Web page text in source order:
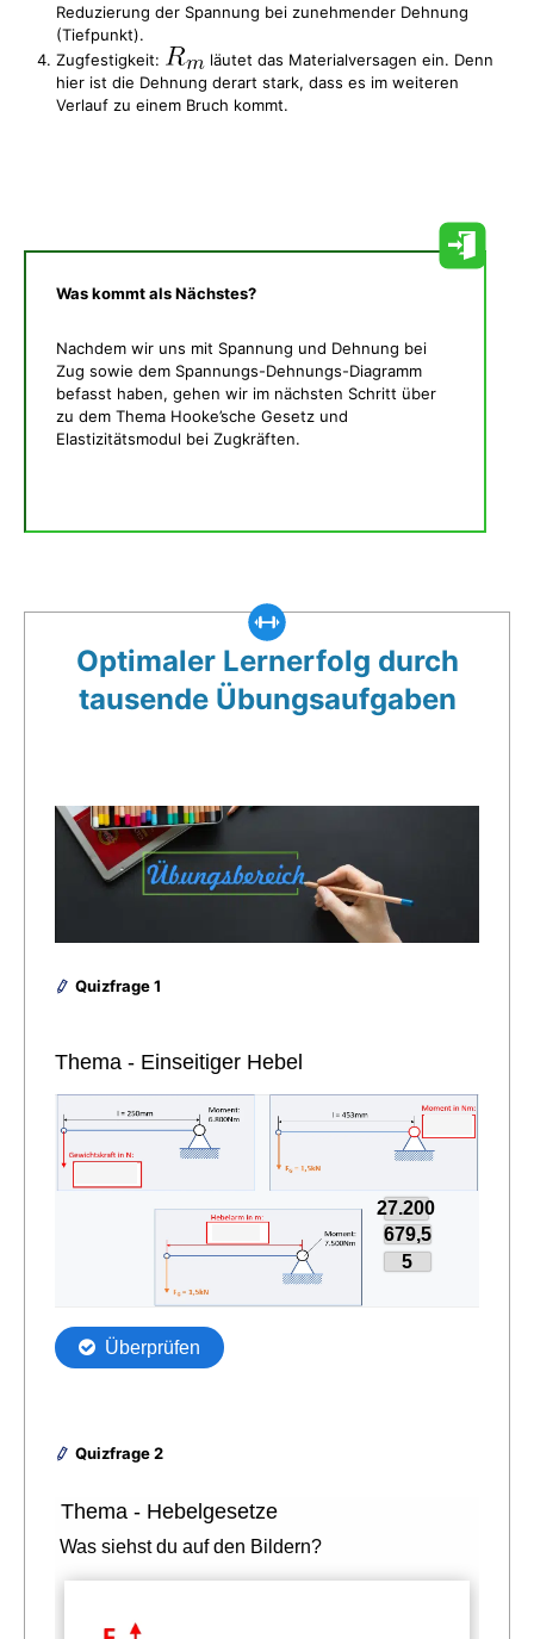
Reduzierung der Spannung bei zunehmender Dehnung
(Tiefpunkt).
Zugfestigkeit:
läutet das Materialversagen ein. Denn
hier ist die Dehnung derart stark, dass es im weiteren
Verlauf zu einem Bruch kommt.
Was kommt als Nächstes?
Nachdem wir uns mit Spannung und Dehnung bei
Zug sowie dem Spannungs-Dehnungs-Diagramm
befasst haben, gehen wir im nächsten Schritt über
zu dem Thema Hooke’sche Gesetz und
Elastizitätsmodul bei Zugkräften.
Optimaler Lernerfolg durch
tausende Übungsaufgaben
Quizfrage 1
Quizfrage 2